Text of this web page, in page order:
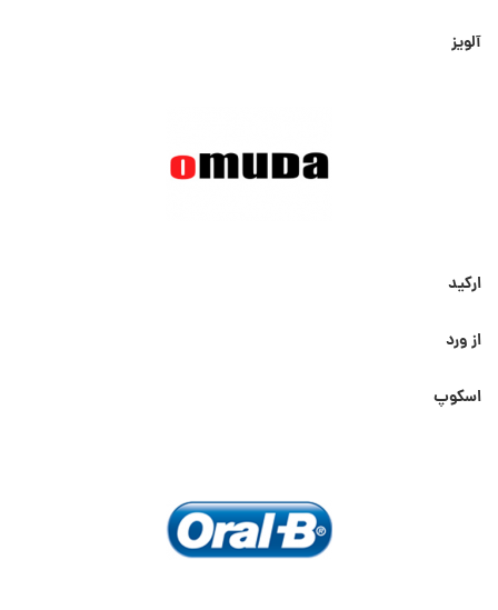
آلویز
ارکید
از ورد
اسکوپ